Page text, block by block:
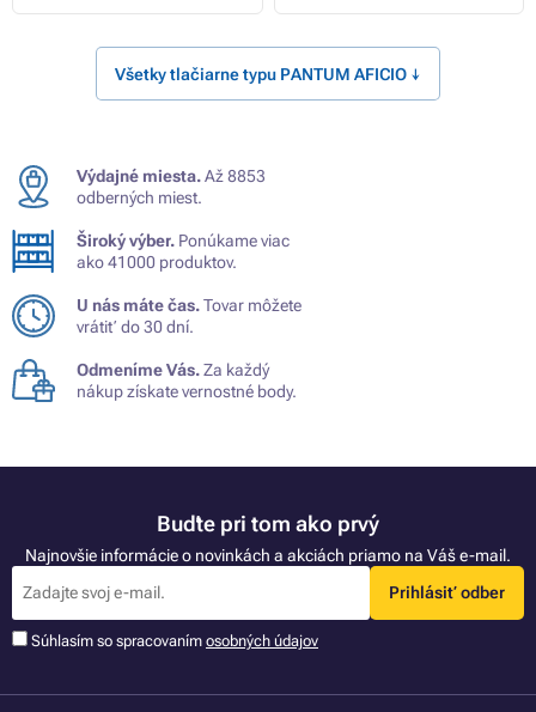
Všetky tlačiarne typu PANTUM AFICIO ↓
Výdajné miesta.Až 8853
odberných miest.
Široký výber. Ponúkame viac
ako 41000 produktov.
U nás máte čas.Tovar môžete
vrátiť do 30 dní.
Odmeníme Vás.Za každý
nákup získate vernostné body.
Buďte pri tom ako prvý
Najnovšie informácie o novinkách a akciách priamo na Váš e-mail.
Prihlásiť odber
Súhlasím so spracovaním osobných údajov